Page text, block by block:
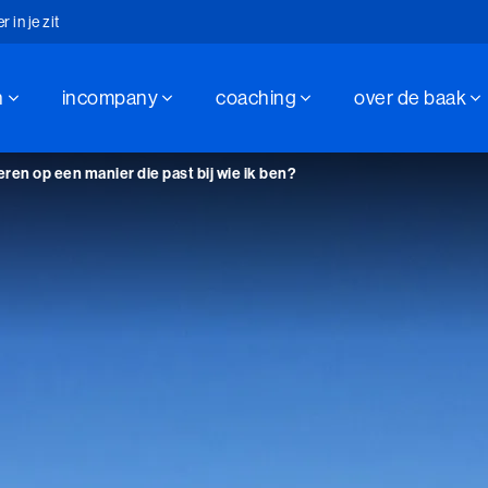
in je zit
sinds 1947
in je zit
incompany coaching over de baak
op een manier die past bij wie ik ben?